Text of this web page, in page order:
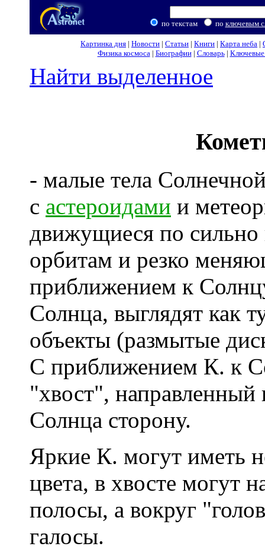
по текстам по ключевым
Картинка дня | Новости | Статьи | Книги | Карта неба |
Физика космоса| Биографии| Словарь| Ключевые
Найти выделенное
- малые тела
с астероидами и
движущиеся по
орбитам и резко
приближением к
Солнца, выглядят как
объекты (размытые
С приближением К. к
"хвост",
Солнца сторону.
Яркие К. могут иметь
цвета, в хвосте могут
полосы, а вокруг
галосы.